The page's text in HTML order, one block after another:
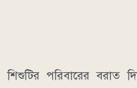
শিশুটির পরিবারের বরাত